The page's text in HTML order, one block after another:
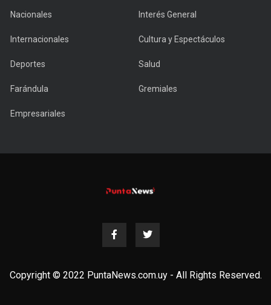
Nacionales Interés General
Internacionales Cultura y Espectáculos
Deportes Salud
Farándula Gremiales
Empresariales
Copyright © 2022 PuntaNews.com.uy - All Rights Reserved.